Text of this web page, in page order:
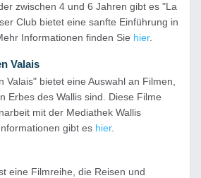
zwischen 4 und 6 Jahren gibt es "La
Club bietet eine sanfte Einführung in
Informationen finden Sie hier.
Valais
Valais" bietet eine Auswahl an Filmen,
Erbes des Wallis sind. Diese Filme
mit der Mediathek Wallis
gibt es hier.
eine Filmreihe, die Reisen und